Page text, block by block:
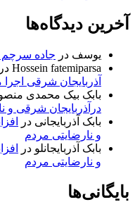
آخرین دیدگاه‌ها
یوسف در جاده سرچم
Hossein fatemiparsa در
آذربایجان شرقی
بابک بیک محمدی
درآذربایجان شرقی و
بابک آذربایجانی در
و نارضایتی مردم
بابک آذربایجانلو در
و نارضایتی مردم
بایگانی‌ها